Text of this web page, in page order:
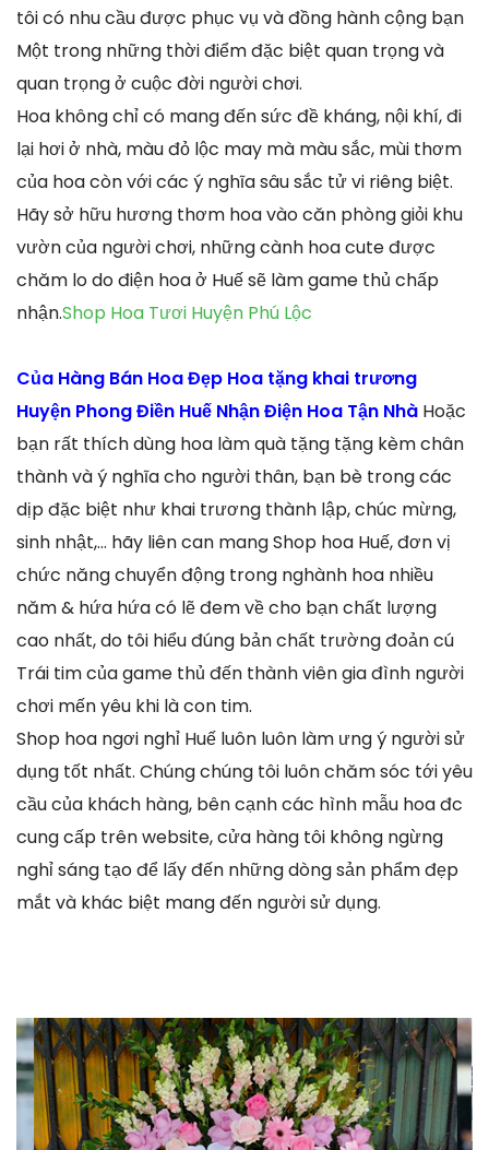
tôi có nhu cầu được phục vụ và đồng hành cộng bạn
Một trong những thời điểm đặc biệt quan trọng và
quan trọng ở cuộc đời người chơi.
Hoa không chỉ có mang đến sức đề kháng, nội khí, đi
lại hơi ở nhà, màu đỏ lộc may mà màu sắc, mùi thơm
của hoa còn với các ý nghĩa sâu sắc tử vi riêng biệt.
Hãy sở hữu hương thơm hoa vào căn phòng giỏi khu
vườn của người chơi, những cành hoa cute được
chăm lo do điện hoa ở Huế sẽ làm game thủ chấp
nhận.Shop Hoa Tươi Huyện Phú Lộc
Của Hàng Bán Hoa Đẹp Hoa tặng khai trương
Huyện Phong Điền Huế Nhận Điện Hoa Tận Nhà Hoặc
bạn rất thích dùng hoa làm quà tặng tặng kèm chân
thành và ý nghĩa cho người thân, bạn bè trong các
dịp đặc biệt như khai trương thành lập, chúc mừng,
sinh nhật,… hãy liên can mang Shop hoa Huế, đơn vị
chức năng chuyển động trong nghành hoa nhiều
năm & hứa hứa có lẽ đem về cho bạn chất lượng
cao nhất, do tôi hiểu đúng bản chất trường đoản cú
Trái tim của game thủ đến thành viên gia đình người
chơi mến yêu khi là con tim.
Shop hoa ngơi nghỉ Huế luôn luôn làm ưng ý người sử
dụng tốt nhất. Chúng chúng tôi luôn chăm sóc tới yêu
cầu của khách hàng, bên cạnh các hình mẫu hoa đc
cung cấp trên website, cửa hàng tôi không ngừng
nghỉ sáng tạo để lấy đến những dòng sản phẩm đẹp
mắt và khác biệt mang đến người sử dụng.